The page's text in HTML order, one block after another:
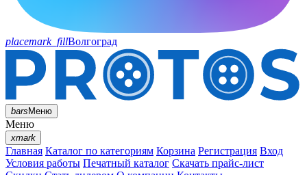
placemark_fillВолгоград
barsМеню
Меню
xmark
Главная Каталог по категориям Корзина Регистрация Вход
Условия работы Печатный каталог Скачать прайс-лист